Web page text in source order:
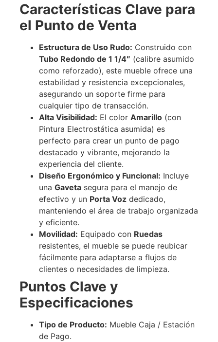
Características Clave para
el Punto de Venta
Estructura de Uso Rudo: Construido con
Tubo Redondo de 1 1/4″ (calibre asumido
como reforzado), este mueble ofrece una
estabilidad y resistencia excepcionales,
asegurando un soporte firme para
cualquier tipo de transacción.
Alta Visibilidad: El color Amarillo (con
Pintura Electrostática asumida) es
perfecto para crear un punto de pago
destacado y vibrante, mejorando la
experiencia del cliente.
Diseño Ergonómico y Funcional: Incluye
una Gaveta segura para el manejo de
efectivo y un Porta Voz dedicado,
manteniendo el área de trabajo organizada
y eficiente.
Movilidad: Equipado con Ruedas
resistentes, el mueble se puede reubicar
fácilmente para adaptarse a flujos de
clientes o necesidades de limpieza.
Puntos Clave y
Especificaciones
Tipo de Producto: Mueble Caja / Estación
de Pago.